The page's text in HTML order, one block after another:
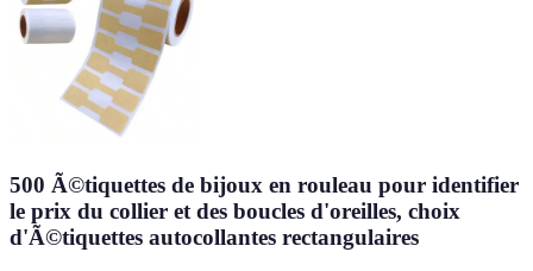
500 Ã©tiquettes de bijoux en rouleau pour identifier
le prix du collier et des boucles d'oreilles, choix
d'Ã©tiquettes autocollantes rectangulaires